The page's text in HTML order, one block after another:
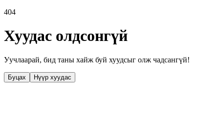
404
Хуудас олдсонгүй
Уучлаарай, бид таны хайж буй хуудсыг олж чадсангүй!
Буцах Нүүр хуудас